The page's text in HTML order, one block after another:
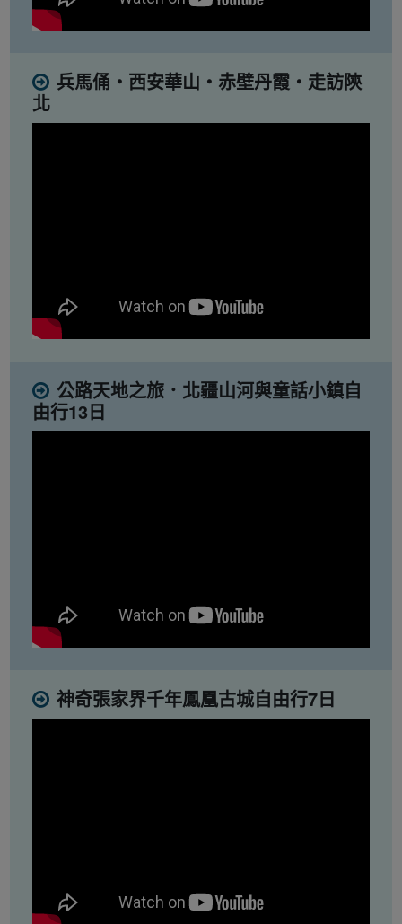
兵馬俑・西安華山・赤壁丹霞・走訪陝
北
公路天地之旅．北疆山河與童話小鎮自
由行13日
神奇張家界千年鳳凰古城自由行7日